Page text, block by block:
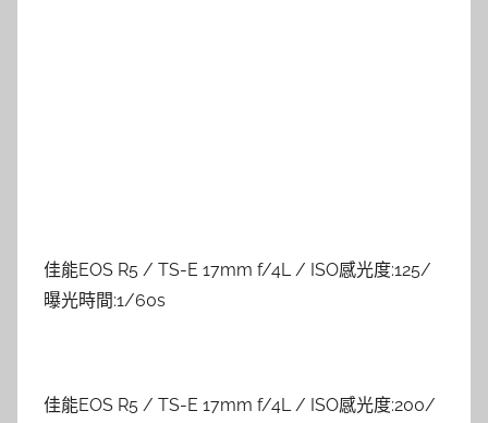
佳能EOS R5 / TS-E 17mm f/4L / ISO感光度:125/
曝光時間:1/60s
佳能EOS R5 / TS-E 17mm f/4L / ISO感光度:200/